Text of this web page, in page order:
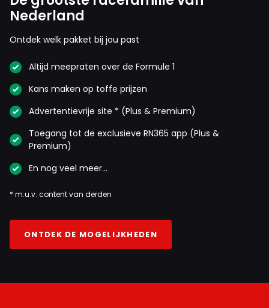
Nederland
Ontdek welk pakket bij jou past
Altijd meepraten over de Formule 1
Kans maken op toffe prijzen
Advertentievrije site * (Plus & Premium)
Toegang tot de exclusieve RN365 app (Plus &
Premium)
En nog veel meer…
* m.u.v. content van derden
ONTDEK DE MOGELIJKHEDEN